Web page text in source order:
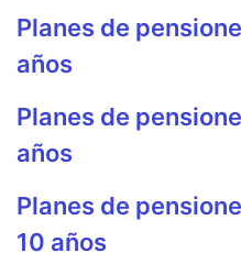
Planes de
años
Planes de
años
Planes de
10 años